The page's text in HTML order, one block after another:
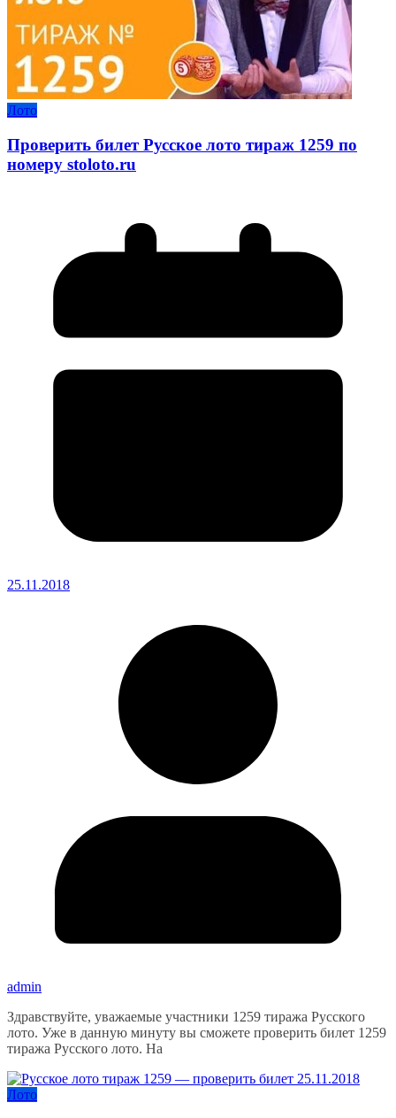
Лото
Проверить билет Русское лото тираж 1259 по
номеру stoloto.ru
25.11.2018
admin
Здравствуйте, уважаемые участники 1259 тиража Русского
лото. Уже в данную минуту вы сможете проверить билет 1259
тиража Русского лото. На
Лото